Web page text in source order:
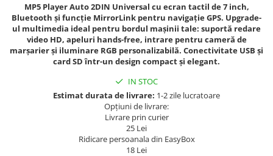
Navigatii Porsche
Navigatii Land Rover
Navigatii Iveco
MP5 Player Auto 2DIN Universal cu ecran tactil de 7 inch,
Bluetooth și funcție MirrorLink pentru navigație GPS. Upgrade-
ul multimedia ideal pentru bordul mașinii tale: suportă redare
video HD, apeluri hands-free, intrare pentru cameră de
marșarier și iluminare RGB personalizabilă. Conectivitate USB și
card SD într-un design compact și elegant.
IN STOC
Estimat durata de livrare: 1-2 zile lucratoare
Opțiuni de livrare:
Livrare prin curier
25 Lei
Ridicare persoanala din EasyBox
18 Lei